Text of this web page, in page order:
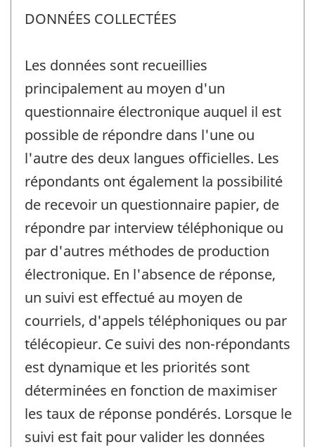
DONNÉES COLLECTÉES
Les données sont recueillies
principalement au moyen d'un
questionnaire électronique auquel il est
possible de répondre dans l'une ou
l'autre des deux langues officielles. Les
répondants ont également la possibilité
de recevoir un questionnaire papier, de
répondre par interview téléphonique ou
par d'autres méthodes de production
électronique. En l'absence de réponse,
un suivi est effectué au moyen de
courriels, d'appels téléphoniques ou par
télécopieur. Ce suivi des non-répondants
est dynamique et les priorités sont
déterminées en fonction de maximiser
les taux de réponse pondérés. Lorsque le
suivi est fait pour valider les données